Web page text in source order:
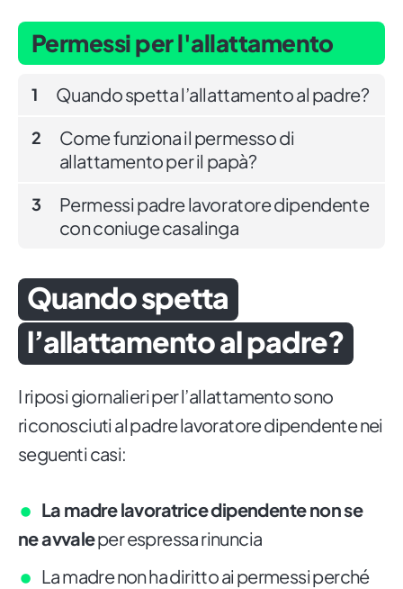
Permessi per l'allattamento
1 Quando spetta l’allattamento al padre?
2
Come funziona il permesso di
allattamento per il papà?
3
Permessi padre lavoratore dipendente
con coniuge casalinga
Quando spetta
l’allattamento al padre?
I riposi giornalieri per l’allattamento sono
riconosciuti al padre lavoratore dipendente nei
seguenti casi:
La madre lavoratrice dipendente non se
ne avvaleper espressa rinuncia
La madre non ha diritto ai permessi perché